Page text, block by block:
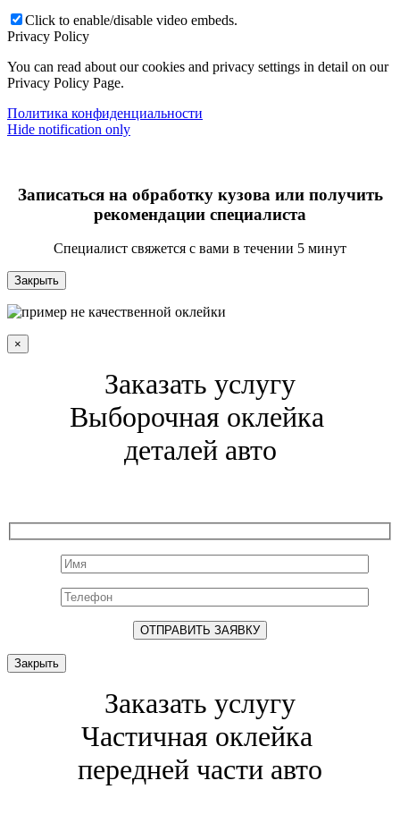
Click to enable/disable video embeds.
Privacy Policy
You can read about our cookies and privacy settings in detail on our
Privacy Policy Page.
Политика конфиденциальности
Hide notification only
Записаться на обработку кузова или получить
рекомендации специалиста
Специалист свяжется с вами в течении 5 минут
Закрыть
×
Заказать услугу
Выборочная оклейка
деталей авто
Закрыть
Заказать услугу
Частичная оклейка
передней части авто